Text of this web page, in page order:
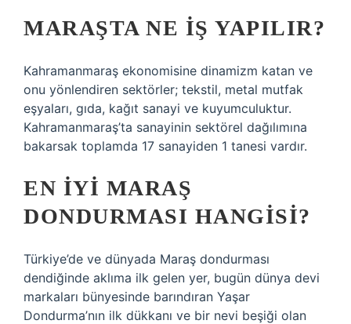
MARAŞTA NE IŞ YAPILIR?
Kahramanmaraş ekonomisine dinamizm katan ve
onu yönlendiren sektörler; tekstil, metal mutfak
eşyaları, gıda, kağıt sanayi ve kuyumculuktur.
Kahramanmaraş’ta sanayinin sektörel dağılımına
bakarsak toplamda 17 sanayiden 1 tanesi vardır.
EN IYI MARAŞ
DONDURMASI HANGISI?
Türkiye’de ve dünyada Maraş dondurması
dendiğinde aklıma ilk gelen yer, bugün dünya devi
markaları bünyesinde barındıran Yaşar
Dondurma’nın ilk dükkanı ve bir nevi beşiği olan